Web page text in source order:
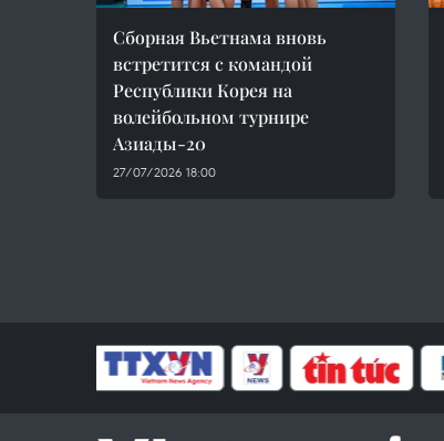
Сборная Вьетнама вновь
встретится с командой
Республики Корея на
волейбольном турнире
Азиады-20
27/07/2026 18:00